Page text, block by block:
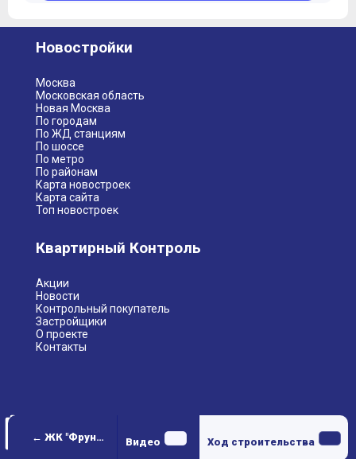
← ЖК "Фрунзенский" Видео Ход строительства
Новостройки
Москва
Московская область
Новая Москва
По городам
По ЖД станциям
По шоссе
По метро
По районам
Карта новостроек
Карта сайта
Топ новостроек
Квартирный Контроль
Акции
Новости
Контрольный покупатель
Застройщики
О проекте
Контакты